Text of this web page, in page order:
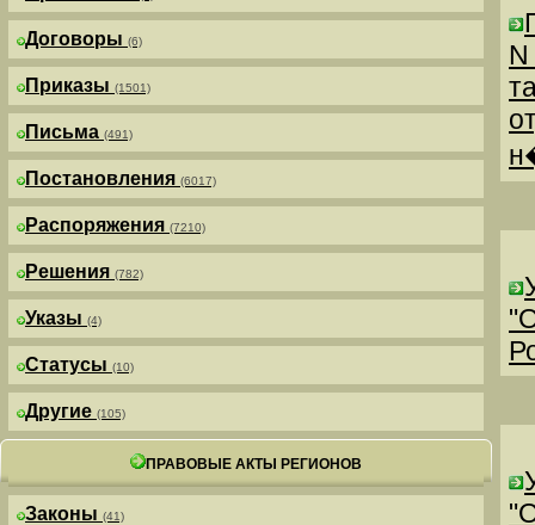
Договоры (6)
Приказы (1501)
Письма (491)
Постановления (6017)
Распоряжения (7210)
Решения (782)
Указы (4)
Статусы (10)
Другие (105)
ПРАВОВЫЕ АКТЫ РЕГИОНОВ
Законы (41)